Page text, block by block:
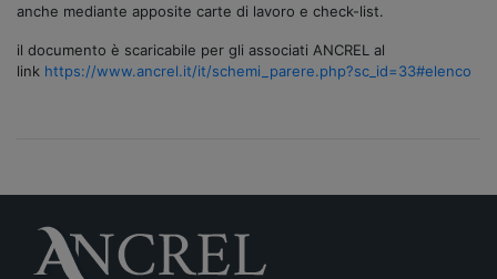
anche mediante apposite carte di lavoro e check-list.
il documento è scaricabile per gli associati ANCREL al
link https://www.ancrel.it/it/schemi_parere.php?sc_id=33#elenco